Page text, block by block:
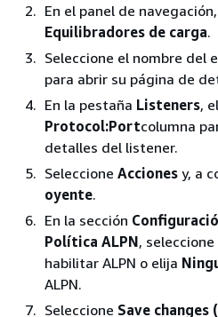
En el panel de
Equilibradores de carga.
Seleccione el nombre del
para abrir su página de
En la pestaña Listeners,
Protocol:Portcolumna
detalles del listener.
Seleccione Acciones y, a
oyente.
En la sección
Política ALPN,
habilitar ALPN o elija
ALPN.
Seleccione Save changes